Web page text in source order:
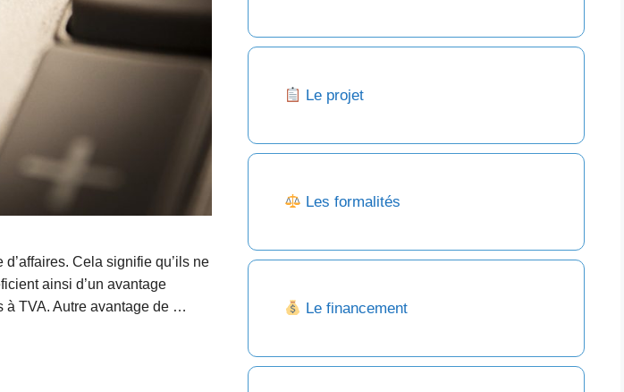
Cela signifie qu’ils ne
ainsi d’un avantage
à TVA. Autre avantage de …
Le projet
Les formalités
Le financement